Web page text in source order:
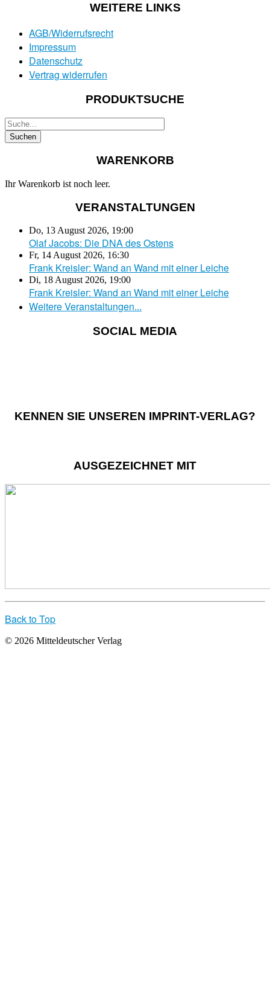
WEITERE LINKS
AGB/Widerrufsrecht
Impressum
Datenschutz
Vertrag widerrufen
PRODUKTSUCHE
WARENKORB
Ihr Warenkorb ist noch leer.
VERANSTALTUNGEN
Do, 13 August 2026, 19:00
Olaf Jacobs: Die DNA des Ostens
Fr, 14 August 2026, 16:30
Frank Kreisler: Wand an Wand mit einer Leiche
Di, 18 August 2026, 19:00
Frank Kreisler: Wand an Wand mit einer Leiche
Weitere Veranstaltungen...
SOCIAL MEDIA
KENNEN SIE UNSEREN IMPRINT-VERLAG?
AUSGEZEICHNET MIT
Back to Top
© 2026 Mitteldeutscher Verlag